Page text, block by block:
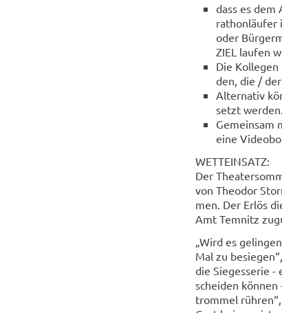
dass es
ra­thon­läu­fer
oder
ZIEL lau­fen
Die
den, die /
Al­ter­na­tiv
setzt wer­den.
Ge­mein­sam
eine
WETT­EIN­SATZ:
Der
von Theo­dor
men. Der Erlös
Amt Tem­nitz
„Wird es
Mal zu
die Sie­ges­se­rie
schei­den
trom­mel